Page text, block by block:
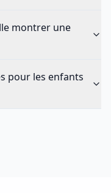
montrer une
pour les enfants